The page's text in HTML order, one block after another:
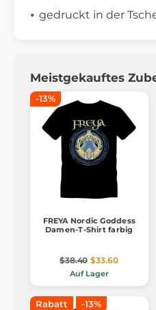
gedruckt in der
Meistgekauftes
-13%
FREYA Nordic Goddess
Damen-T-Shirt farbig
$38.40 $33.60
Auf Lager
Rabatt -13%